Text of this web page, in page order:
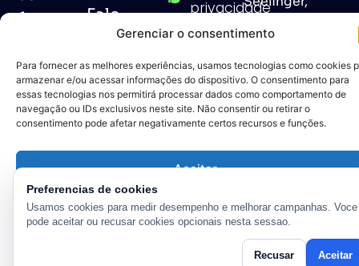
Gerenciar o consentimento
Para fornecer as melhores experiências, usamos tecnologias como cookies
armazenar e/ou acessar informações do dispositivo. O consentimento para
essas tecnologias nos permitirá processar dados como comportamento de
navegação ou IDs exclusivos neste site. Não consentir ou retirar o
consentimento pode afetar negativamente certos recursos e funções.
Aceitar
Negar
Ver preferências
fases.
Fale
Blog
privacidade
Barra da
Rio de
Janeiro -
RJ,
22640-
040
Preferencias de cookies
Usamos cookies para medir desempenho e melhorar campanhas. Voce
pode aceitar ou recusar cookies opcionais nesta sessao.
Recusar Aceitar